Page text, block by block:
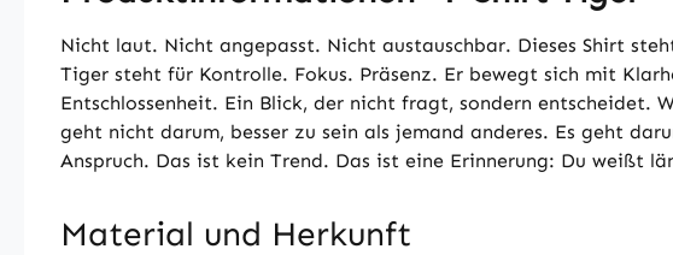
Nicht laut. Nicht angepasst. Nicht austauschbar. Dieses Shirt
Tiger steht für Kontrolle. Fokus. Präsenz. Er bewegt sich mit
Entschlossenheit. Ein Blick, der nicht fragt, sondern entscheidet.
geht nicht darum, besser zu sein als jemand anderes. Es geht
Anspruch. Das ist kein Trend. Das ist eine Erinnerung: Du weißt
Material und Herkunft